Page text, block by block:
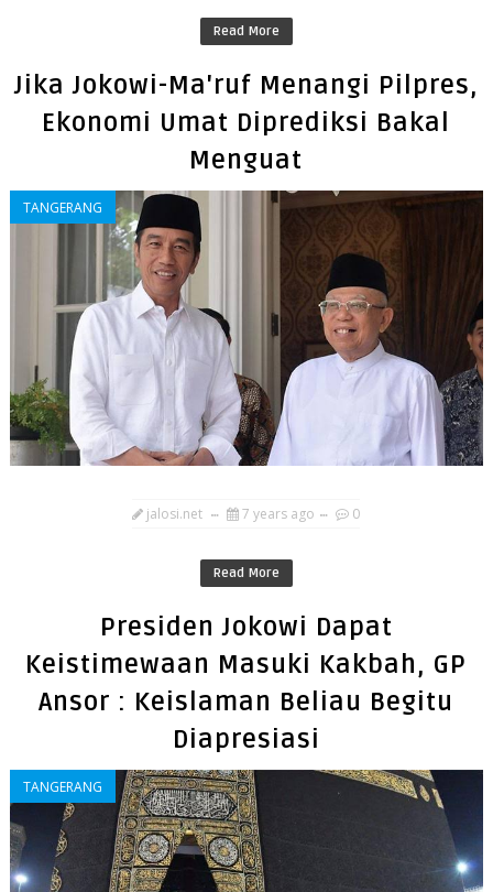
Read More
Jika Jokowi-Ma'ruf Menangi Pilpres,
Ekonomi Umat Diprediksi Bakal
Menguat
TANGERANG
jalosi.net 7 years ago 0
Read More
Presiden Jokowi Dapat
Keistimewaan Masuki Kakbah, GP
Ansor : Keislaman Beliau Begitu
Diapresiasi
TANGERANG